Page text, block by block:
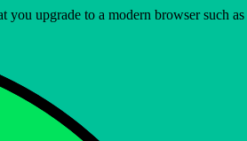
upgrade to a modern browser such